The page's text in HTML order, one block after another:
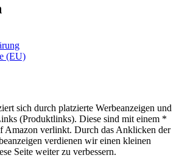
(EU)
sich durch platzierte Werbeanzeigen und
(Produktlinks). Diese sind mit einem *
Amazon verlinkt. Durch das Anklicken der
verdienen wir einen kleinen
Seite weiter zu verbessern.